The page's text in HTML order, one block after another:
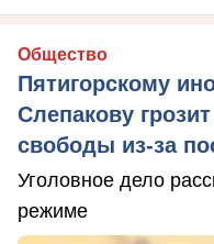
Общество
Пятигорскому
Слепакову
свободы из-за
Уголовное дело
режиме